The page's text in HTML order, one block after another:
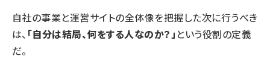
自社の事業と運営サイトの全体像を把握した次に行うべき
は、 「自分は結局、何をする人なのか？」 という役割の定義
だ。